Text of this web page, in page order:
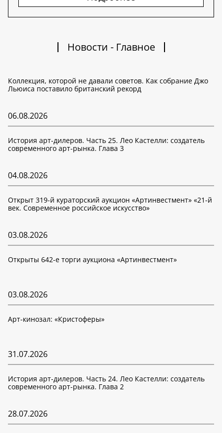
Новости - Главное
Коллекция, которой не давали советов. Как собрание Джо
Льюиса поставило британский рекорд
06.08.2026
История арт-дилеров. Часть 25. Лео Кастелли: создатель
современного арт-рынка. Глава 3
04.08.2026
Открыт 319-й кураторский аукцион «Артинвестмент» «21-й
век. Современное российское искусство»
03.08.2026
Открыты 642-е торги аукциона «Артинвестмент»
03.08.2026
Арт-кинозал: «Кристоферы»
31.07.2026
История арт-дилеров. Часть 24. Лео Кастелли: создатель
современного арт-рынка. Глава 2
28.07.2026